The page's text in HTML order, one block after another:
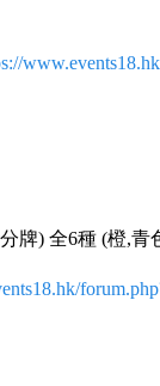
牌) 全6種 (橙,青